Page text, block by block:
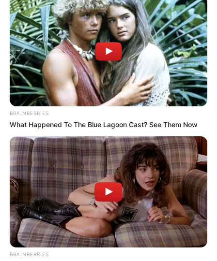
BRAINBERRIES
What Happened To The Blue Lagoon Cast? See Them Now
BRAINBERRIES